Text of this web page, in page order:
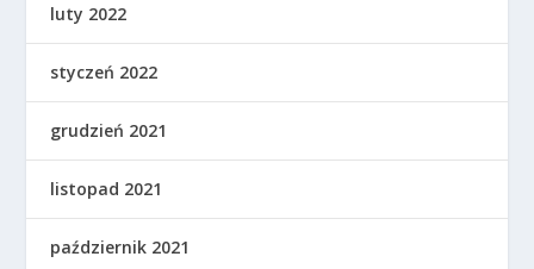
luty 2022
styczeń 2022
grudzień 2021
listopad 2021
październik 2021